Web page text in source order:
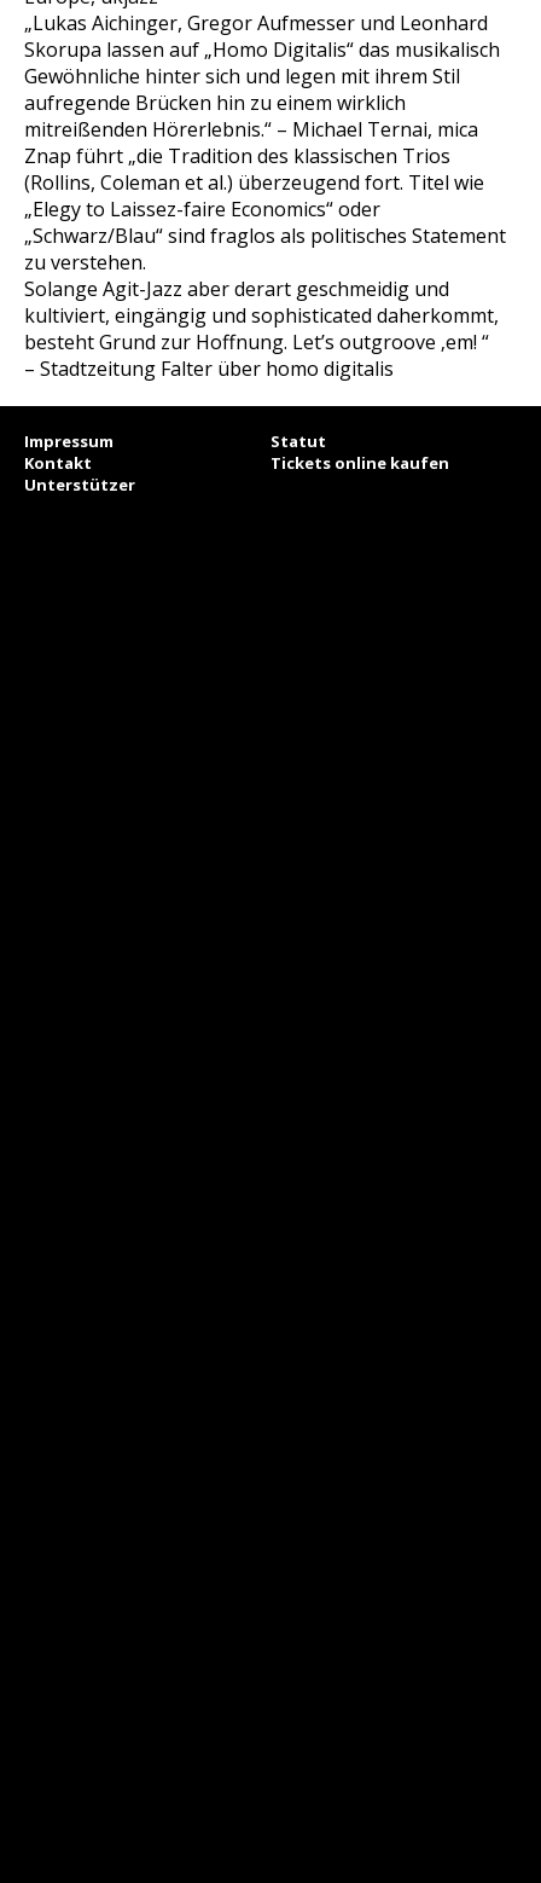
„Lukas Aichinger, Gregor Aufmesser und Leonhard
Skorupa lassen auf „Homo Digitalis“ das musikalisch
Gewöhnliche hinter sich und legen mit ihrem Stil
aufregende Brücken hin zu einem wirklich
mitreißenden Hörerlebnis.“ – Michael Ternai, mica
Znap führt „die Tradition des klassischen Trios
(Rollins, Coleman et al.) überzeugend fort. Titel wie
„Elegy to Laissez-faire Economics“ oder
„Schwarz/Blau“ sind fraglos als politisches Statement
zu verstehen.
Solange Agit-Jazz aber derart geschmeidig und
kultiviert, eingängig und sophisticated daherkommt,
besteht Grund zur Hoffnung. Let’s outgroove ‚em! “
– Stadtzeitung Falter über homo digitalis
Impressum
Statut
Kontakt
Tickets online kaufen
Unterstützer